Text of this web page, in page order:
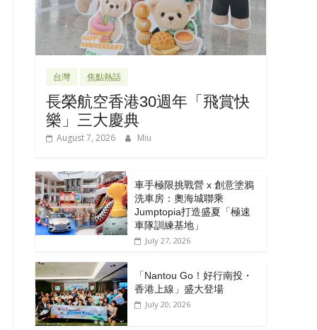
台灣 焦點熱話
長榮航空香港30週年「飛賞快
樂」三大慶典
August 7, 2026 Miu
車手極限挑戰營 x 創意塗鴉
洗車房：奧海城聯乘
Jumptopia打造盛夏「極速
車隊訓練基地」
July 27, 2026
「Nantou Go！好行南投・
香港上線」盛大登場
July 20, 2026